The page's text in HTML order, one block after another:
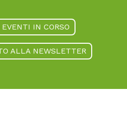
IN CORSO
ALLA NEWSLETTER